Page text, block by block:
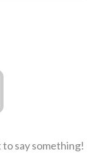
say something!